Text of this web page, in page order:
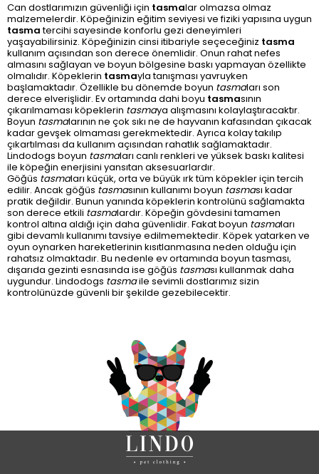
Can dostlarımızın güvenliği için tasmalar olmazsa olmaz
malzemelerdir. Köpeğinizin eğitim seviyesi ve fiziki yapısına uygun
tasmatercihi sayesinde konforlu gezi deneyimleri
yaşayabilirsiniz. Köpeğinizin cinsi itibariyle seçeceğiniz tasma
kullanım açısından son derece önemlidir. Onun rahat nefes
almasını sağlayan ve boyun bölgesine baskı yapmayan özellikte
olmalıdır. Köpeklerin tasmayla tanışması yavruyken
başlamaktadır. Özellikle bu dönemde boyun tasmaları son
derece elverişlidir. Ev ortamında dahi boyu tasmasının
çıkarılmaması köpeklerin tasmaya alışmasını kolaylaştıracaktır.
Boyun tasmalarının ne çok sıkı ne de hayvanın kafasından çıkacak
kadar gevşek olmaması gerekmektedir. Ayrıca kolay takılıp
çıkartılması da kullanım açısından rahatlık sağlamaktadır.
Lindodogs boyun tasmaları canlı renkleri ve yüksek baskı kalitesi
ile köpeğin enerjisini yansıtan aksesuarlardır.
Göğüs tasmaları küçük, orta ve büyük ırk tüm köpekler için tercih
edilir. Ancak göğüs tasmasının kullanımı boyun tasması kadar
pratik değildir. Bunun yanında köpeklerin kontrolünü sağlamakta
son derece etkili tasmalardır. Köpeğin gövdesini tamamen
kontrol altına aldığı için daha güvenlidir. Fakat boyun tasmaları
gibi devamlı kullanımı tavsiye edilmemektedir. Köpek yatarken ve
oyun oynarken hareketlerinin kısıtlanmasına neden olduğu için
rahatsız olmaktadır. Bu nedenle ev ortamında boyun tasması,
dışarıda gezinti esnasında ise göğüs tasması kullanmak daha
uygundur. Lindodogs tasmaile sevimli dostlarımız sizin
kontrolünüzde güvenli bir şekilde gezebilecektir.